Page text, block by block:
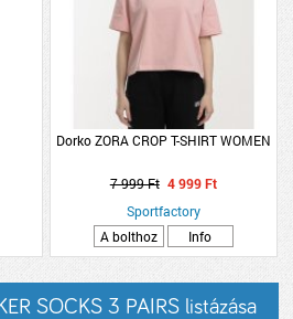
Dorko ZORA CROP T-SHIRT WOMEN
7 999 Ft 4 999 Ft
Sportfactory
A bolthoz
Info
SOCKS 3 PAIRS listázása